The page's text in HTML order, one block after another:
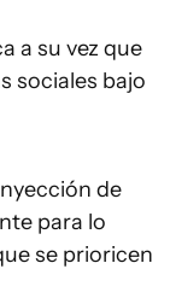
a su vez que
sociales bajo
de
para lo
se prioricen